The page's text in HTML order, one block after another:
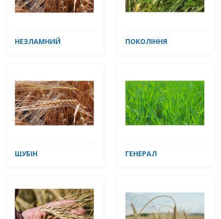
НЕЗЛАМНИЙ ПОКОЛІННЯ
ШУБІН ГЕНЕРАЛ